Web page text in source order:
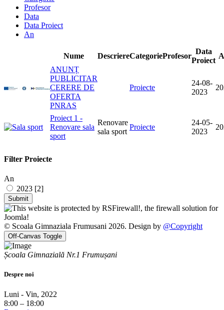
Profesor
Data
Data Proiect
An
Nume DescriereCategorieProfesor
Data
Proiect
ANUNȚ
PUBLICITAR
CERERE DE
OFERTA
PNRAS
Proiecte
24-08-
2023
Proiect 1 -
Renovare sala
sport
Renovare
sala sport
Proiecte
24-05-
2023
Filter Proiecte
An
2023 [2]
© Scoala Gimnaziala Frumusani 2026. Design by @Copyright
Off-Canvas Toggle
Școala Gimnazială Nr.1 Frumușani
Despre noi
Luni - Vin, 2022
8:00 – 18:00